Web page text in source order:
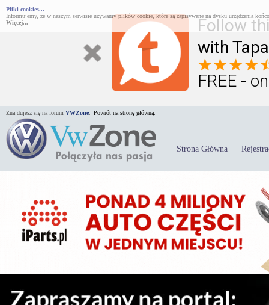
Follow
with
FREE -
Pliki cookies...
Informujemy, że w naszym serwisie używamy plików cookie, które są zapisywane na dysku urządzenia
Więcej...
Znajdujesz się na forum VWZone Powrót na stronę główną.
Strona Główna